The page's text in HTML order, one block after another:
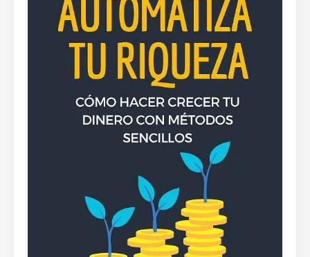
Rafael Martín F.